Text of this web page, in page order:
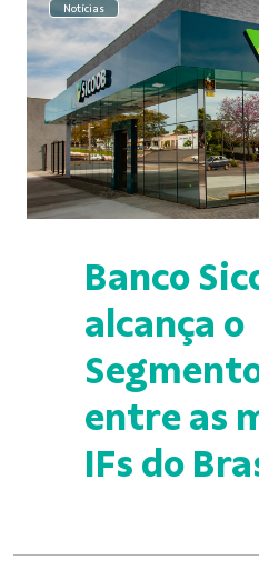
Notícias
Banco
alcança o
entre as
IFs do